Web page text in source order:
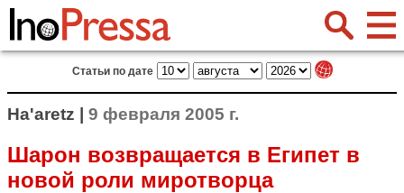
Статьи по дате
Ha'aretz | 9 февраля 2005 г.
Шарон возвращается в Египет в
новой роли миротворца